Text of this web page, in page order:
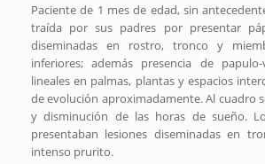
Paciente de 1 mes de edad, sin
traída por sus padres por presentar
diseminadas en rostro, tronco y
inferiores; además presencia de
lineales en palmas, plantas y espacios
de evolución aproximadamente. Al cuadro
y disminución de las horas de sueño.
presentaban lesiones diseminadas en
intenso prurito.